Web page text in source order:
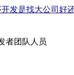
发是找大公司好
者团队人员